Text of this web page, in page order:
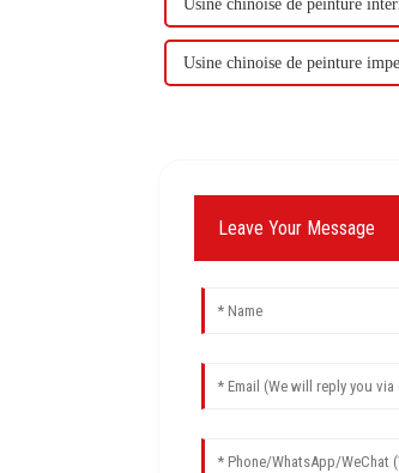
Usine chinoise de peinture
Usine chinoise de peinture
Leave Your Message